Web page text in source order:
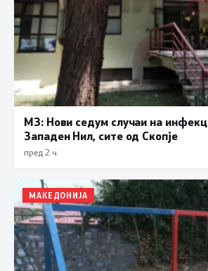
МЗ: Нови седум случаи на
Западен Нил, сите од Скопје
пред 2 ч.
МАКЕДОНИЈА